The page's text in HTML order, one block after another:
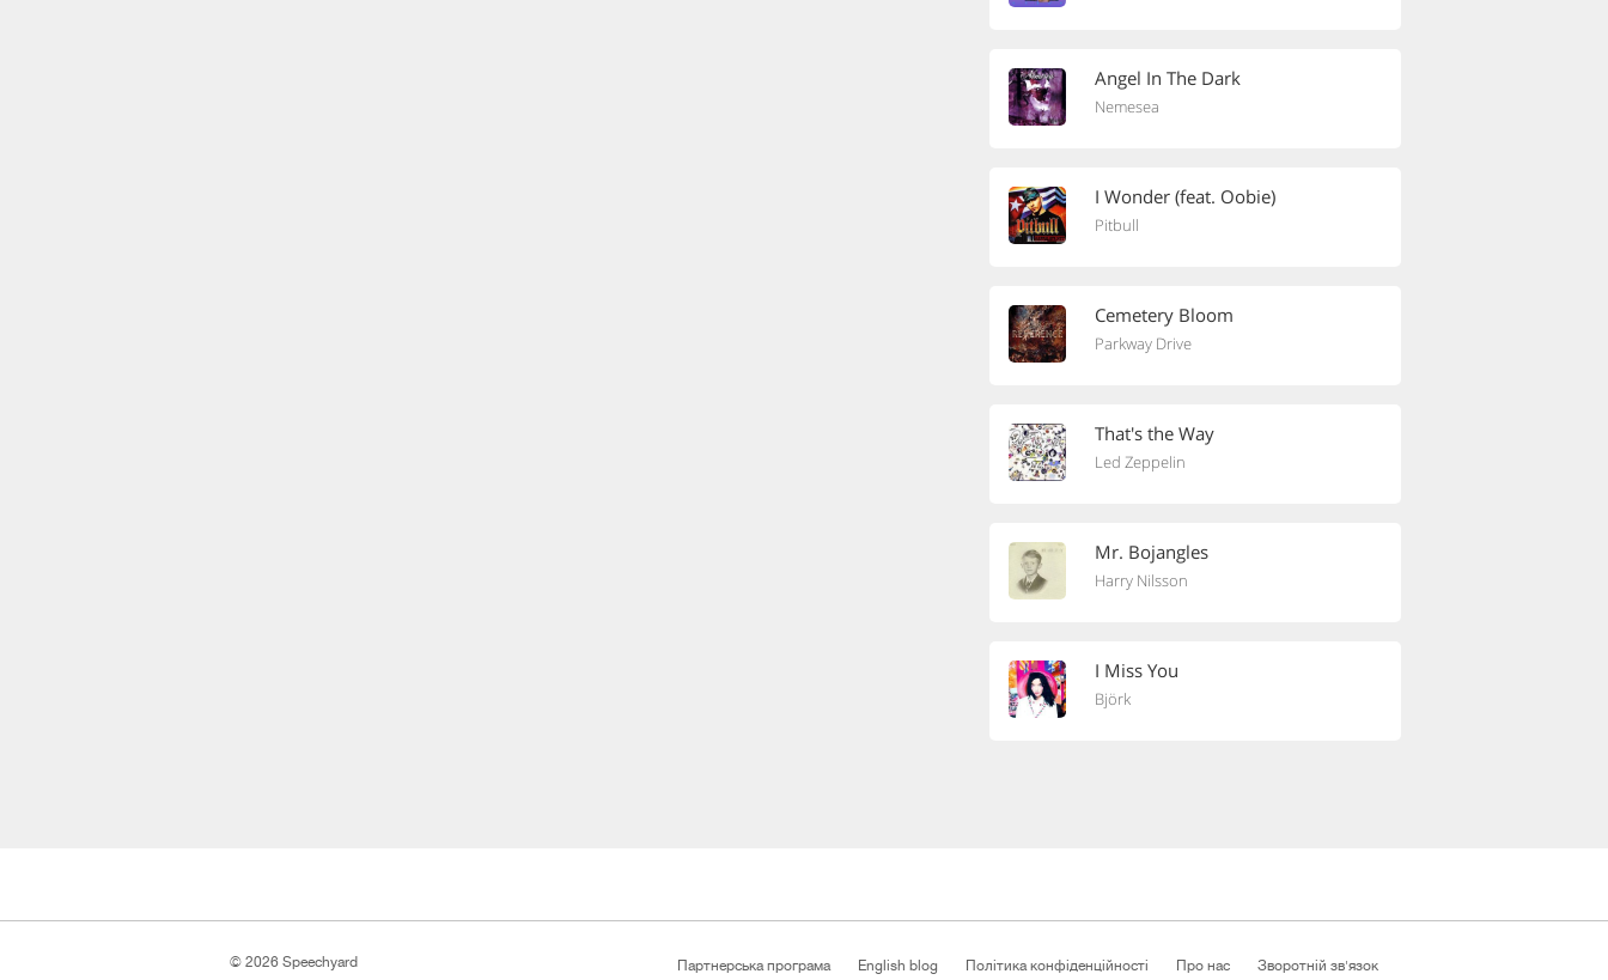
Angel In The Dark
Nemesea
I Wonder (feat. Oobie)
Pitbull
Cemetery Bloom
Parkway Drive
That's the Way
Led Zeppelin
Mr. Bojangles
Harry Nilsson
I Miss You
Björk
Партнерська програма English blog Політика конфіденційності Про нас Зворотній зв'язок
© 2026 Speechyard